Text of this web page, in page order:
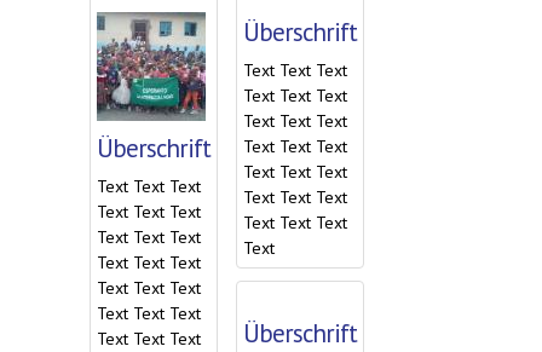
Überschrift
Text Text Text
Text Text Text
Text Text Text
Text Text Text
Text Text Text
Text Text Text
Text Text Text
Überschrift
Text Text Text
Text Text Text
Text Text Text
Text Text Text
Text Text Text
Text Text Text
Text Text Text
Text
Überschrift